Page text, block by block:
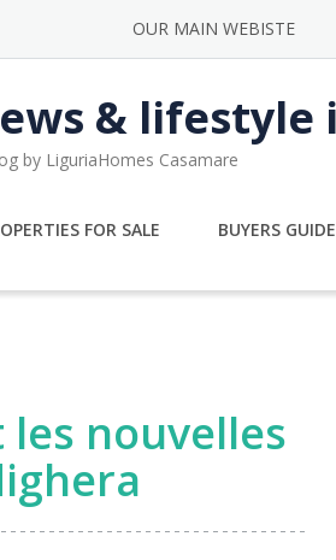
OUR MAIN WEBISTE
& lifestyle
by LiguriaHomes Casamare
FOR SALE BUYERS
les nouvelles